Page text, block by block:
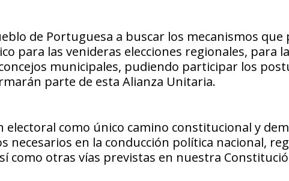
de Portuguesa a buscar los mecanismos
para las venideras elecciones regionales, para
municipales, pudiendo participar los
parte de esta Alianza Unitaria.
electoral como único camino constitucional y
necesarios en la conducción política nacional,
como otras vías previstas en nuestra